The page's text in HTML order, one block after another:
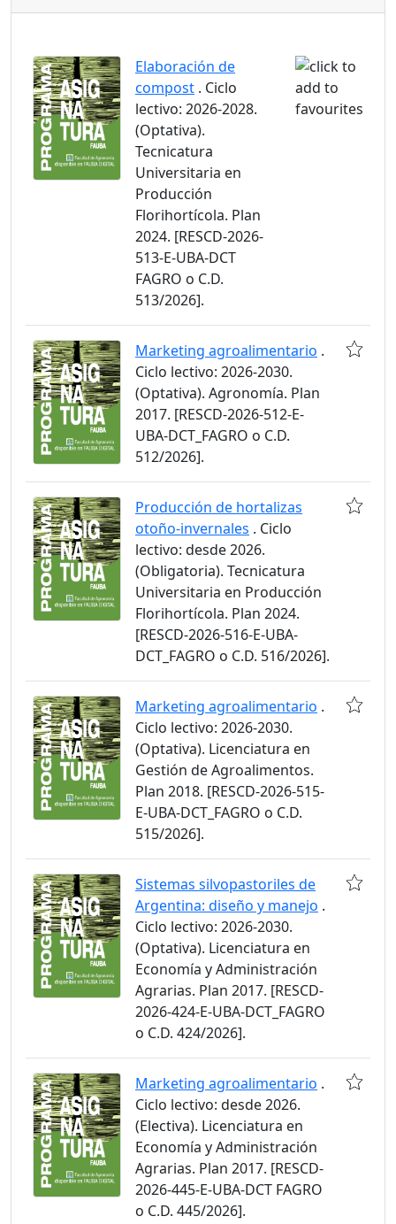
Elaboración de
compost . Ciclo
lectivo: 2026-2028.
(Optativa).
Tecnicatura
Universitaria en
Producción
Florihortícola. Plan
2024. [RESCD-2026-
513-E-UBA-DCT
FAGRO o C.D.
513/2026].
Marketing agroalimentario .
Ciclo lectivo: 2026-2030.
(Optativa). Agronomía. Plan
2017. [RESCD-2026-512-E-
UBA-DCT_FAGRO o C.D.
512/2026].
Producción de hortalizas
otoño-invernales . Ciclo
lectivo: desde 2026.
(Obligatoria). Tecnicatura
Universitaria en Producción
Florihortícola. Plan 2024.
[RESCD-2026-516-E-UBA-
DCT_FAGRO o C.D. 516/2026].
Marketing agroalimentario .
Ciclo lectivo: 2026-2030.
(Optativa). Licenciatura en
Gestión de Agroalimentos.
Plan 2018. [RESCD-2026-515-
E-UBA-DCT_FAGRO o C.D.
515/2026].
Sistemas silvopastoriles de
Argentina: diseño y manejo .
Ciclo lectivo: 2026-2030.
(Optativa). Licenciatura en
Economía y Administración
Agrarias. Plan 2017. [RESCD-
2026-424-E-UBA-DCT_FAGRO
o C.D. 424/2026].
Marketing agroalimentario .
Ciclo lectivo: desde 2026.
(Electiva). Licenciatura en
Economía y Administración
Agrarias. Plan 2017. [RESCD-
2026-445-E-UBA-DCT FAGRO
o C.D. 445/2026].